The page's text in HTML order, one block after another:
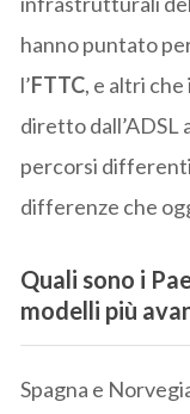
hanno puntato
l’FTTC, e altri
diretto dall’ADSL
percorsi
differenze che
Quali sono i
modelli più
Spagna e